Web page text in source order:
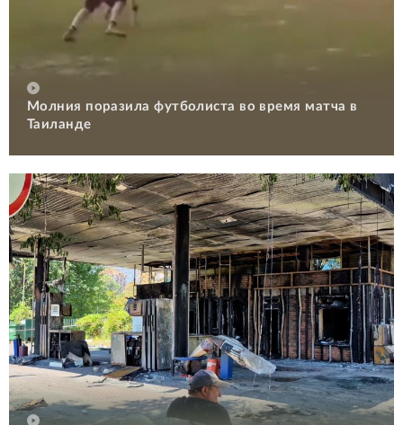
Молния поразила футболиста во время матча в
Таиланде